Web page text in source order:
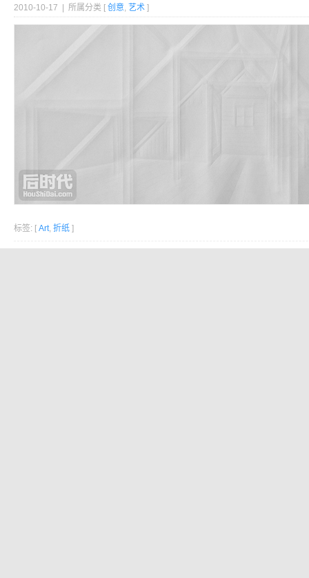
2010-10-17 | 所属分类 [ 创意, 艺术 ]
标签: [ Art, 折纸 ]